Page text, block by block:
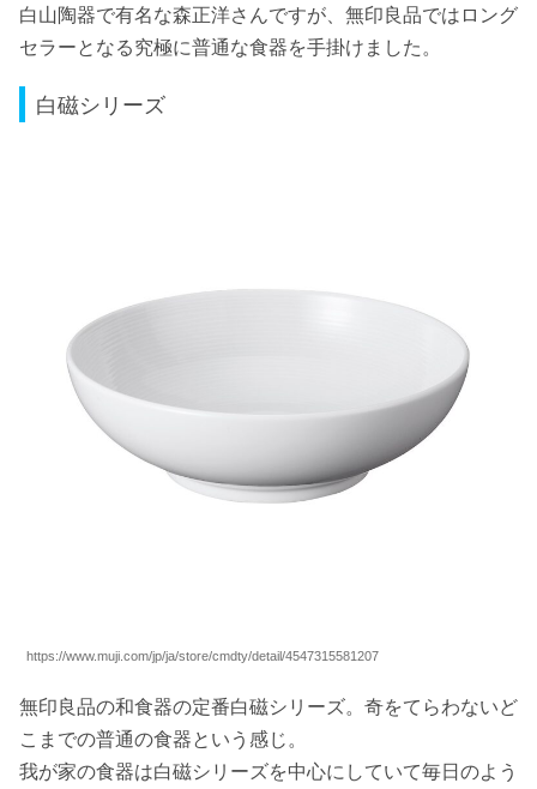
白山陶器で有名な森正洋さんですが、無印良品ではロング
セラーとなる究極に普通な食器を手掛けました。
白磁シリーズ
https://www.muji.com/jp/ja/store/cmdty/detail/4547315581207
無印良品の和食器の定番白磁シリーズ。奇をてらわないど
こまでの普通の食器という感じ。
我が家の食器は白磁シリーズを中心にしていて毎日のよう